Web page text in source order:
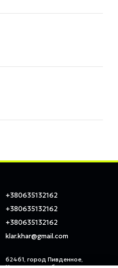
+380635132162
+380635132162
+380635132162
klar.khar@gmail.com
62461, город Пивденное,